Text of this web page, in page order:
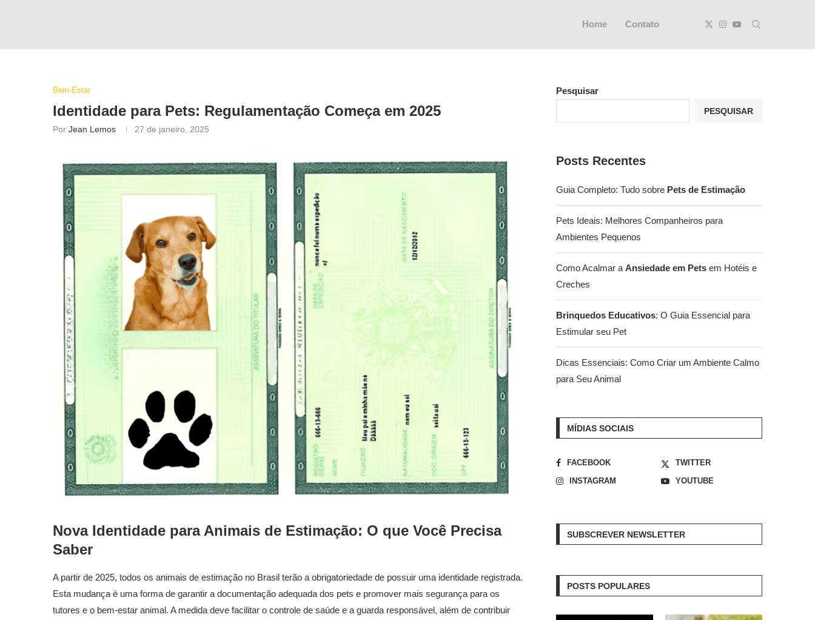
Home Contato
Bem-Estar
Identidade para Pets: Regulamentação Começa em 2025
Por Jean Lemos 27 de janeiro, 2025
Nova Identidade para Animais de Estimação: O que Você Precisa
Saber
A partir de 2025, todos os animais de estimação no Brasil terão a obrigatoriedade de possuir uma identidade registrada.
Esta mudança é uma forma de garantir a documentação adequada dos pets e promover mais segurança para os
tutores e o bem-estar animal. A medida deve facilitar o controle de saúde e a guarda responsável, além de contribuir
Pesquisar
PESQUISAR
Posts Recentes
Guia Completo: Tudo sobre Pets de Estimação
Pets Ideais: Melhores Companheiros para
Ambientes Pequenos
Como Acalmar a Ansiedade em Pets em Hotéis e
Creches
Brinquedos Educativos: O Guia Essencial para
Estimular seu Pet
Dicas Essenciais: Como Criar um Ambiente Calmo
para Seu Animal
MÍDIAS SOCIAIS
FACEBOOK
TWITTER
INSTAGRAM
YOUTUBE
SUBSCREVER NEWSLETTER
POSTS POPULARES